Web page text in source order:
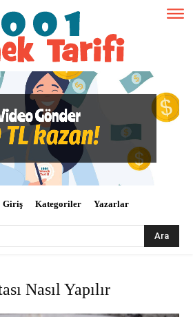
Giriş Kategoriler Yazarlar
Ara
Nasıl Yapılır